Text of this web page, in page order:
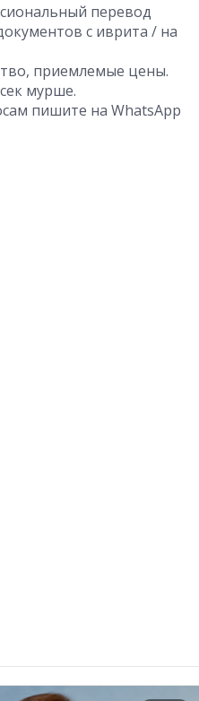
перевод
с иврита / на
приемлемые цены.
мурше.
пишите на WhatsApp